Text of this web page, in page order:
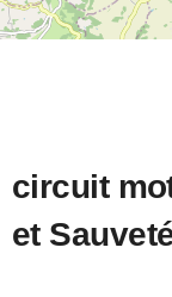
circuit
et